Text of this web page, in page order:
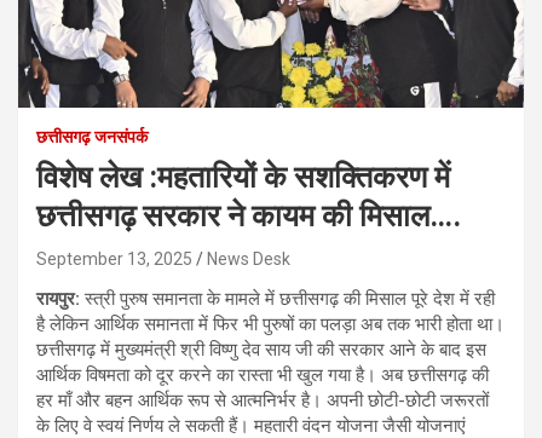
छत्तीसगढ़ जनसंपर्क
विशेष लेख :महतारियों के सशक्तिकरण में
छत्तीसगढ़ सरकार ने कायम की मिसाल….
September 13, 2025 News Desk
रायपुर: स्त्री पुरुष समानता के मामले में छत्तीसगढ़ की मिसाल पूरे देश में रही
है लेकिन आर्थिक समानता में फिर भी पुरुषों का पलड़ा अब तक भारी होता था।
छत्तीसगढ़ में मुख्यमंत्री श्री विष्णु देव साय जी की सरकार आने के बाद इस
आर्थिक विषमता को दूर करने का रास्ता भी खुल गया है। अब छत्तीसगढ़ की
हर माँ और बहन आर्थिक रूप से आत्मनिर्भर है। अपनी छोटी-छोटी जरूरतों
के लिए वे स्वयं निर्णय ले सकती हैं। महतारी वंदन योजना जैसी योजनाएं